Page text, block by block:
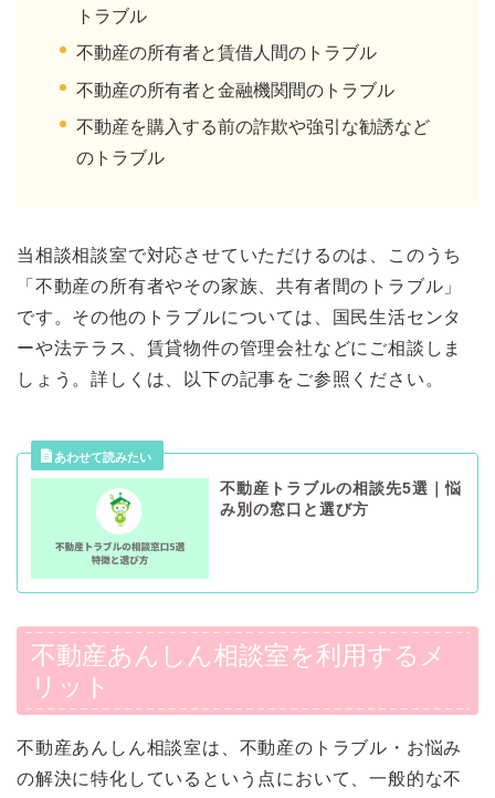
トラブル
不動産の所有者と賃借人間のトラブル
不動産の所有者と金融機関間のトラブル
不動産を購入する前の詐欺や強引な勧誘など
のトラブル
当相談相談室で対応させていただけるのは、このうち
「不動産の所有者やその家族、共有者間のトラブル」
です。その他のトラブルについては、国民生活センタ
ーや法テラス、賃貸物件の管理会社などにご相談しま
しょう。詳しくは、以下の記事をご参照ください。
不動産トラブルの相談先5選｜悩
み別の窓口と選び方
不動産あんしん相談室を利用するメ
リット
不動産あんしん相談室は、不動産のトラブル・お悩み
の解決に特化しているという点において、一般的な不